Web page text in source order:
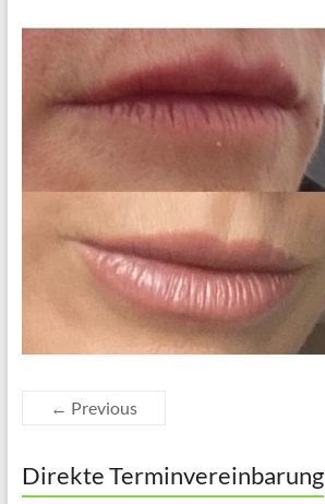
← Previous
Direkte Terminvereinbarung